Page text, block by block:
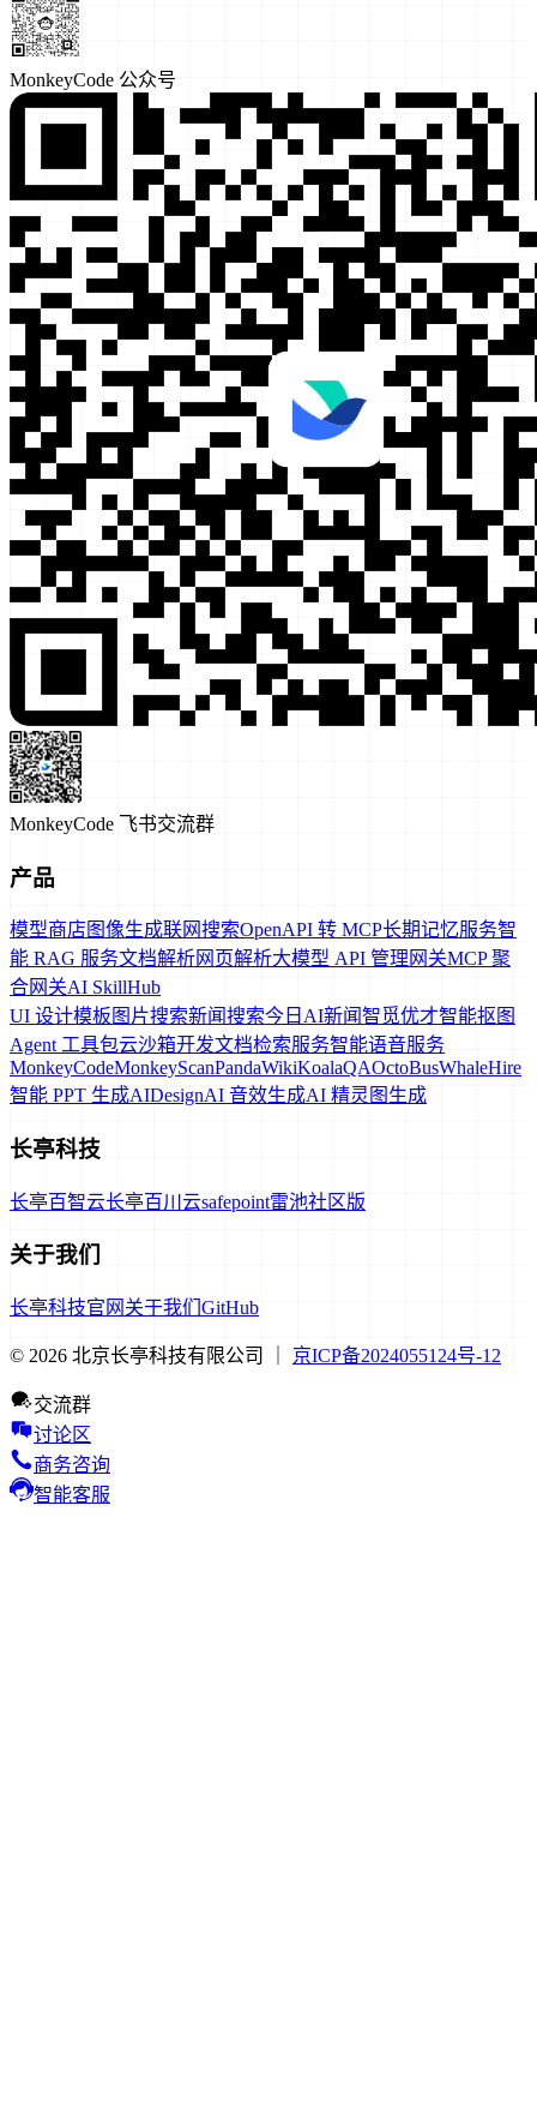
MonkeyCode 公众号
MonkeyCode 飞书交流群
产品
模型商店图像生成联网搜索OpenAPI 转 MCP长期记忆服务智
能 RAG 服务文档解析网页解析大模型 API 管理网关MCP 聚
合网关AI SkillHub
UI 设计模板 图片搜索新闻搜索今日AI新闻智觅优才智能抠图
Agent 工具包云沙箱开发文档检索服务智能语音服务
MonkeyCodeMonkeyScanPandaWikiKoalaQAOctoBusWhaleHire
智能 PPT 生成AIDesignAI 音效生成AI 精灵图生成
长亭科技
长亭百智云长亭百川云safepoint雷池社区版
关于我们
长亭科技官网 关于我们 GitHub
© 2026 北京长亭科技有限公司 ｜ 京ICP备2024055124号-12
交流群
讨论区
商务咨询
智能客服